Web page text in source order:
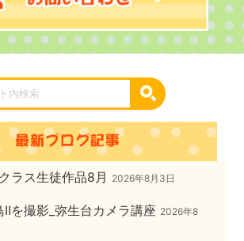
ラス生徒作品8月 2026年8月3日
Ⅱを撮影_弥生台カメラ講座 2026年8